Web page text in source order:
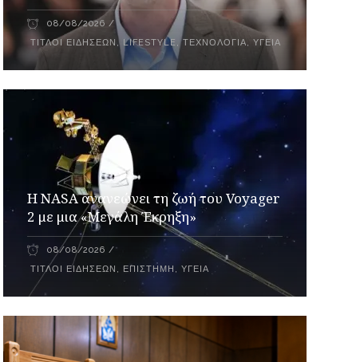
08/08/2026
ΤΊΤΛΟΙ ΕΙΔΉΣΕΩΝ , LIFESTYLE ,ΤΕΧΝΟΛΟΓΊΑ,ΥΓΕΊΑ
H NASA ανανεώνει τη ζωή του Voyager
2 με μια «Μεγάλη Έκρηξη»
08/08/2026
ΤΊΤΛΟΙ ΕΙΔΉΣΕΩΝ , ΕΠΙΣΤΉΜΗ ,ΥΓΕΊΑ